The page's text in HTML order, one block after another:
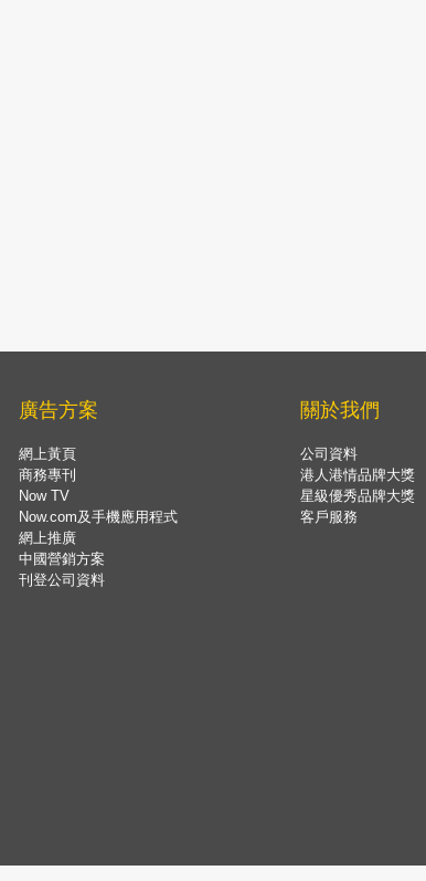
廣告方案
網上黃頁
商務專刊
Now TV
Now.com及手機應用程式
網上推廣
中國營銷方案
刊登公司資料
關於我們
公司資料
港人港情品牌大獎
星級優秀品牌大獎
客戶服務